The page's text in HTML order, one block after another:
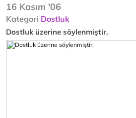
16 Kasım '06
Kategori Dostluk
Dostluk üzerine söylenmiştir.